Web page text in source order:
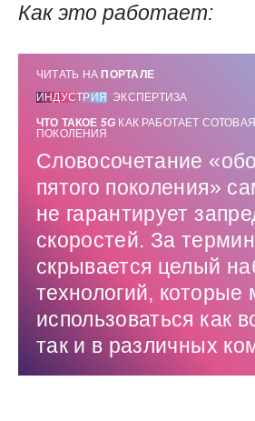
Как это работает:
ЧИТАТЬ НА ПОРТАЛЕ
ИНДУСТРИЯ
ЭКСПЕРТИЗА
ЧТО ТАКОЕ 5G КАК РАБОТАЕТ
ПОКОЛЕНИЯ
Словосочетание
пятого поколения»
не гарантирует
скоростей. За
скрывается целый
технологий, которые
использоваться как
так и в различных